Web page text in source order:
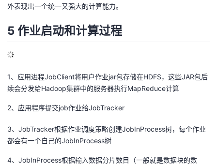
外表现出一个统一又强大的计算能力。
5 作业启动和计算过程
1、应用进程JobClient将用户作业jar包存储在HDFS，这些JAR包后
续会分发给Hadoop集群中的服务器执行MapReduce计算
2、应用程序提交job作业给JobTracker
3、JobTracker根据作业调度策略创建JobInProcess树，每个作业
都会有一个自己的JobInProcess树
4、JobInProcess根据输入数据分片数目（一般就是数据块的数